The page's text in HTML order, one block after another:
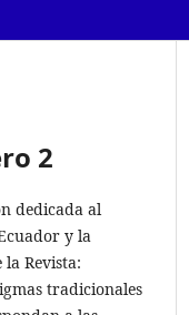
2
dedicada al
y la
Revista:
tradicionales